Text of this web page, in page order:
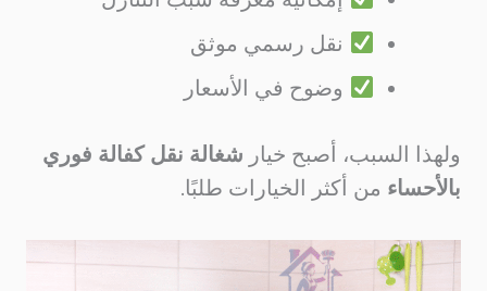
نقل رسمي موثق
وضوح في الأسعار
ولهذا السبب، أصبح خيار شغالة نقل كفالة فوري
بالأحساء من أكثر الخيارات طلبًا.